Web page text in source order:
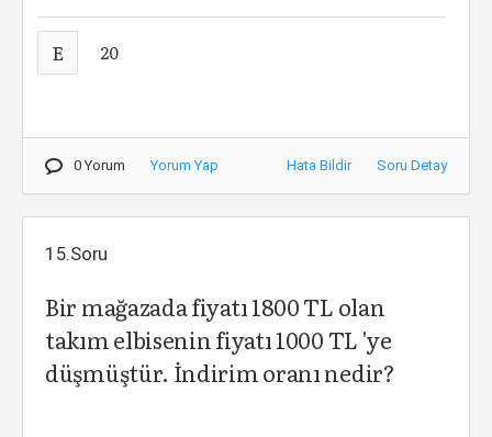
E 20
0 Yorum Yorum Yap Hata Bildir Soru Detay
15.Soru
Bir mağazada fiyatı 1800 TL olan
takım elbisenin fiyatı 1000 TL 'ye
düşmüştür. İndirim oranı nedir?